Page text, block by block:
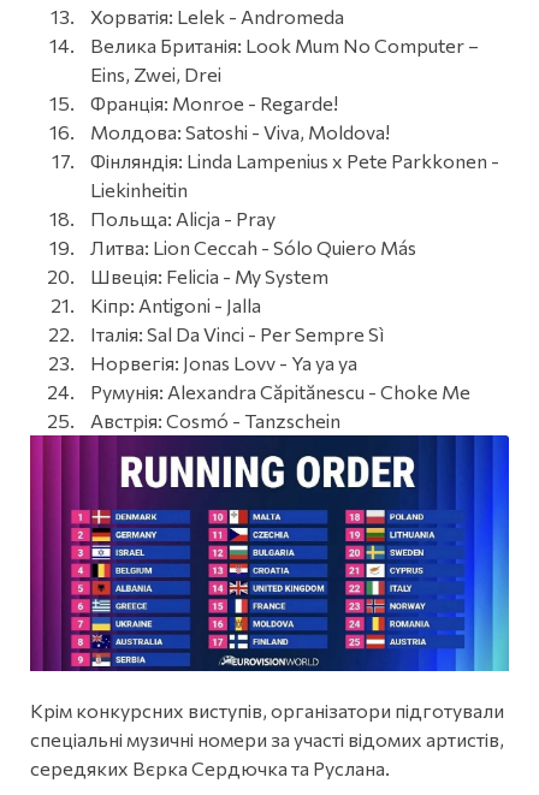
Хорватія: Lelek - Andromeda
Велика Британія: Look Mum No Computer –
Eins, Zwei, Drei
Франція: Monroe - Regarde!
Молдова: Satoshi - Viva, Moldova!
Фінляндія: Linda Lampenius x Pete Parkkonen -
Liekinheitin
Польща: Alicja - Pray
Литва: Lion Ceccah - Sólo Quiero Más
Швеція: Felicia - My System
Кіпр: Antigoni - Jalla
Італія: Sal Da Vinci - Per Sempre Sì
Норвегія: Jonas Lovv - Ya ya ya
Румунія: Alexandra Căpitănescu - Choke Me
Австрія: Cosmó - Tanzschein
Крім конкурсних виступів, організатори підготували
спеціальні музичні номери за участі відомих артистів,
середяких Вєрка Сердючка та Руслана.